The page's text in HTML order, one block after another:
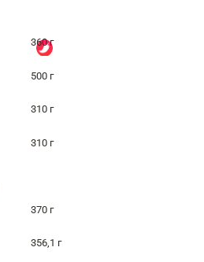
360 г
500 г
310 г
310 г
370 г
356,1 г